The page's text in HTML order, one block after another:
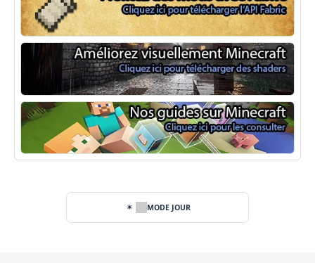
Fabric Minecraft
Shaders Minecraft
Guide Minecraft
MODE JOUR